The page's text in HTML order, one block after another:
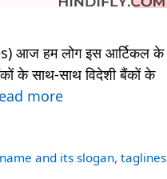
आज हम लोग इस आर्टिकल के
के साथ-साथ विदेशी बैंकों के
more
and its slogan,taglines